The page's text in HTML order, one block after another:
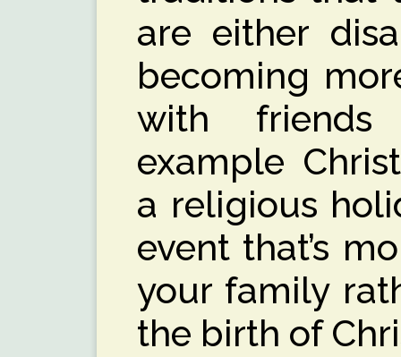
are either
becoming
with
example
a religious
event that’s
your family
the birth of